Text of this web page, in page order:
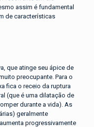
assim é fundamental
de características
que atinge seu ápice de
preocupante. Para o
fica o receio da ruptura
(que é uma dilatação de
durante a vida). As
geralmente
progressivamente